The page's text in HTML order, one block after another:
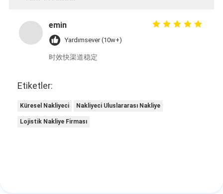
emin
Yardımsever (10w+)
时效快渠道稳定
Etiketler:
Küresel Nakliyeci Nakliyeci Uluslararası Nakliye
Lojistik Nakliye Firması